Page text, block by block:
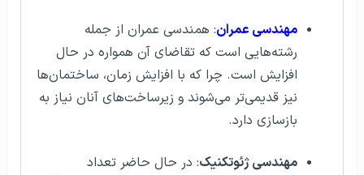
مهندسی عمران: همندسی عمران از جمله
رشته‌هایی است که تقاضای آن همواره در حال
افزایش است. چرا که با افزایش زمان، ساختمان‌ها
نیز قدیمی‌تر می‌شوند و زیرساخت‌های آنان نیاز به
بازسازی دارد.
مهندسی ژئوتکنیک: در حال حاضر تعداد